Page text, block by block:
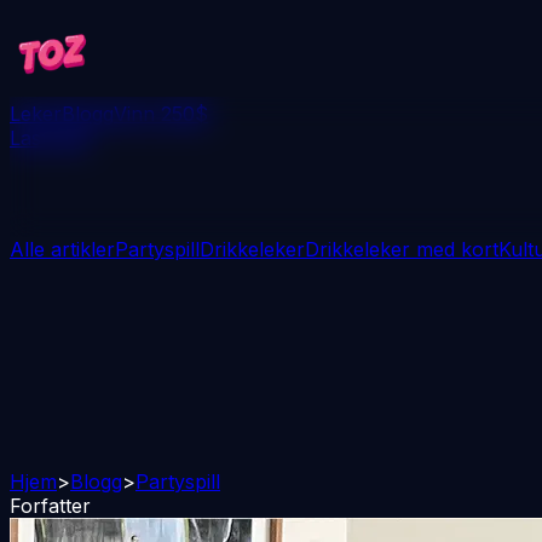
LekerBloggVinn 250$
Last ned
Alle artiklerPartyspillDrikkelekerDrikkeleker med kort
Hjem>Blogg>Partyspill
Forfatter